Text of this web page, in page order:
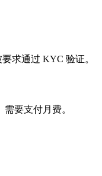
求通过 KYC 验证。
要支付月费。